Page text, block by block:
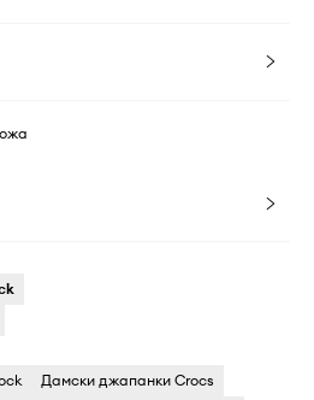
Дамски джапанки Crocs